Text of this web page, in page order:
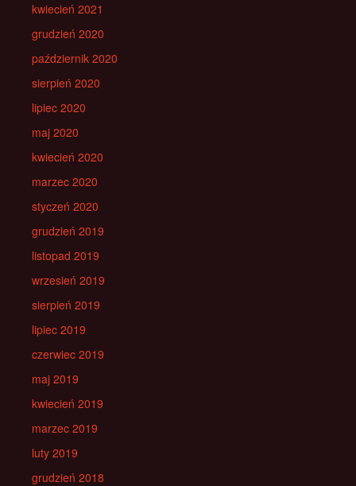
kwiecień 2021
grudzień 2020
październik 2020
sierpień 2020
lipiec 2020
maj 2020
kwiecień 2020
marzec 2020
styczeń 2020
grudzień 2019
listopad 2019
wrzesień 2019
sierpień 2019
lipiec 2019
czerwiec 2019
maj 2019
kwiecień 2019
marzec 2019
luty 2019
grudzień 2018